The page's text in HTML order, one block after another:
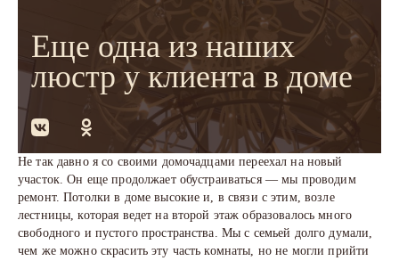
Еще одна из наших
люстр у клиента в доме
Не так давно я со своими домочадцами переехал на новый
участок. Он еще продолжает обустраиваться — мы проводим
ремонт. Потолки в доме высокие и, в связи с этим, возле
лестницы, которая ведет на второй этаж образовалось много
свободного и пустого пространства. Мы с семьей долго думали,
чем же можно скрасить эту часть комнаты, но не могли прийти